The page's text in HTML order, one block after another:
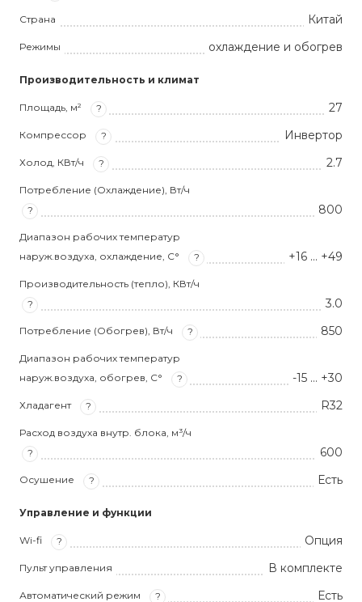
Страна Китай
Режимы охлаждение и обогрев
Производительность и климат
Площадь, м² ? 27
Компрессор ? Инвертор
Холод, КВт/ч ? 2.7
Потребление (Охлаждение), Вт/ч
?
800
Диапазон рабочих температур
наруж.воздуха, охлаждение, С°
? +16 … +49
Производительность (тепло), КВт/ч
?
3.0
Потребление (Обогрев), Вт/ч ? 850
Диапазон рабочих температур
наруж.воздуха, обогрев, С°
? -15 … +30
Хладагент ? R32
Расход воздуха внутр. блока, м³/ч
?
600
Осушение ? Есть
Управление и функции
Wi-fi ? Опция
Пульт управления В комплекте
Автоматический режим ? Есть